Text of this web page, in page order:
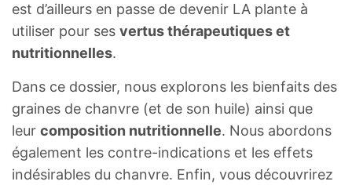
est d’ailleurs en passe de devenir LA plante à
utiliser pour ses vertus thérapeutiques et
nutritionnelles.
Dans ce dossier, nous explorons les bienfaits des
graines de chanvre (et de son huile) ainsi que
leur composition nutritionnelle. Nous abordons
également les contre-indications et les effets
indésirables du chanvre. Enfin, vous découvrirez